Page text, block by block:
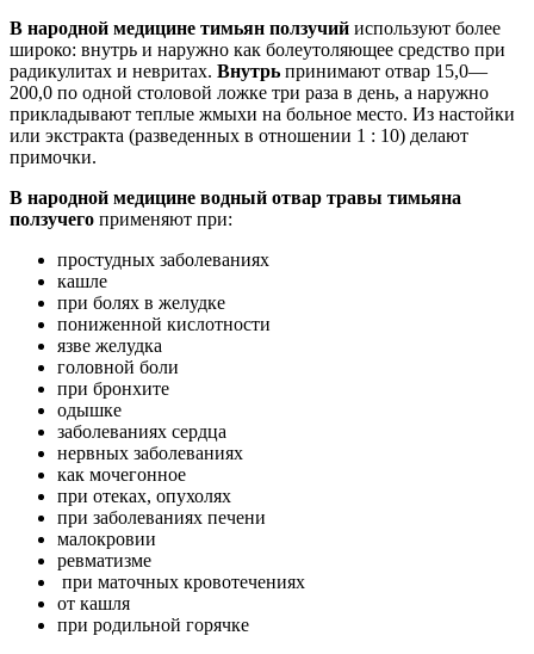
В народной медицине тимьян ползучий используют более
широко: внутрь и наружно как болеутоляющее средство при
радикулитах и невритах. Внутрь принимают отвар 15,0—
200,0 по одной столовой ложке три раза в день, а наружно
прикладывают теплые жмыхи на больное место. Из настойки
или экстракта (разведенных в отношении 1 : 10) делают
примочки.
В народной медицине водный отвар травы тимьяна
ползучего применяют при:
простудных заболеваниях
кашле
при болях в желудке
пониженной кислотности
язве желудка
головной боли
при бронхите
одышке
заболеваниях сердца
нервных заболеваниях
как мочегонное
при отеках, опухолях
при заболеваниях печени
малокровии
ревматизме
при маточных кровотечениях
от кашля
при родильной горячке